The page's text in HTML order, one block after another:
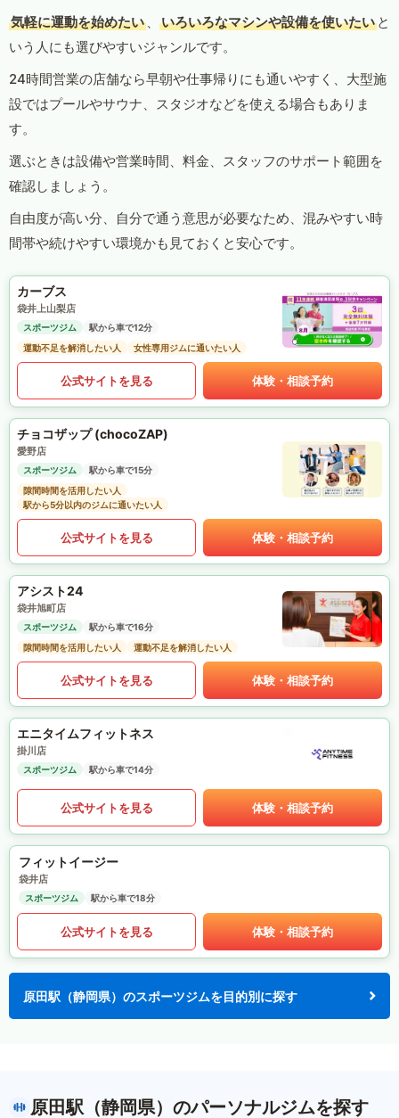
気軽に運動を始めたい 、 いろいろなマシンや設備を使いたい と
いう人にも選びやすいジャンルです。
24時間営業の店舗なら早朝や仕事帰りにも通いやすく、大型施
設ではプールやサウナ、スタジオなどを使える場合もありま
す。
選ぶときは設備や営業時間、料金、スタッフのサポート範囲を
確認しましょう。
自由度が高い分、自分で通う意思が必要なため、混みやすい時
間帯や続けやすい環境かも見ておくと安心です。
カーブス
袋井上山梨店
スポーツジム
駅から車で12分
運動不足を解消したい人
女性専用ジムに通いたい人
公式サイトを見る 体験・相談予約
チョコザップ (chocoZAP)
愛野店
スポーツジム
駅から車で15分
隙間時間を活用したい人
駅から5分以内のジムに通いたい人
公式サイトを見る 体験・相談予約
アシスト24
袋井旭町店
スポーツジム
駅から車で16分
隙間時間を活用したい人
運動不足を解消したい人
公式サイトを見る 体験・相談予約
エニタイムフィットネス
掛川店
スポーツジム 駅から車で14分
公式サイトを見る 体験・相談予約
フィットイージー
袋井店
スポーツジム 駅から車で18分
公式サイトを見る 体験・相談予約
原田駅（静岡県）のスポーツジムを目的別に探す
原田駅（静岡県）のパーソナルジムを探す